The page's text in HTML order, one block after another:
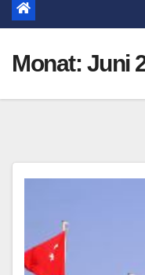
Monat: Juni